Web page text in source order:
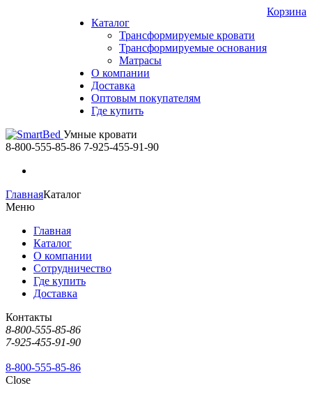
Каталог
Трансформируемые кровати
Трансформируемые основания
Матрасы
О компании
Доставка
Оптовым покупателям
Где купить
Корзина
Умные кровати
8-800-555-85-86 7-925-455-91-90
ГлавнаяКаталог
Меню
Главная
Каталог
О компании
Сотрудничество
Где купить
Доставка
Контакты
8-800-555-85-86
7-925-455-91-90
8-800-555-85-86
Close